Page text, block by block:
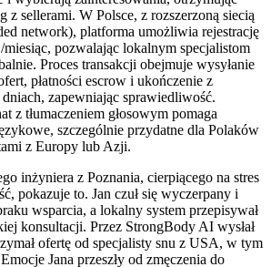
z sellerami. W Polsce, z rozszerzoną siecią
network), platforma umożliwia rejestrację
miesiąc, pozwalając lokalnym specjalistom
Proces transakcji obejmuje wysyłanie
płatności escrow i ukończenie z
zapewniając sprawiedliwość.
z tłumaczeniem głosowym pomaga
szczególnie przydatne dla Polaków
z Europy lub Azji.
inżyniera z Poznania, cierpiącego na stres
pokazuje to. Jan czuł się wyczerpany i
wsparcia, a lokalny system przepisywał
konsultacji. Przez StrongBody AI wysłał
ofertę od specjalisty snu z USA, w tym
Jana przeszły od zmęczenia do